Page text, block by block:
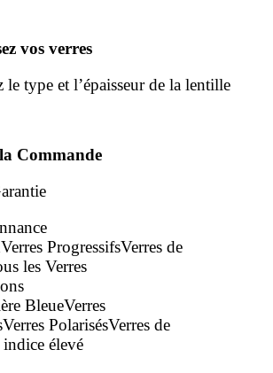
vos verres
le type et l’épaisseur de la lentille
Commande
Verres ProgressifsVerres de
les Verres
BleueVerres
Verres PolarisésVerres de
indice élevé